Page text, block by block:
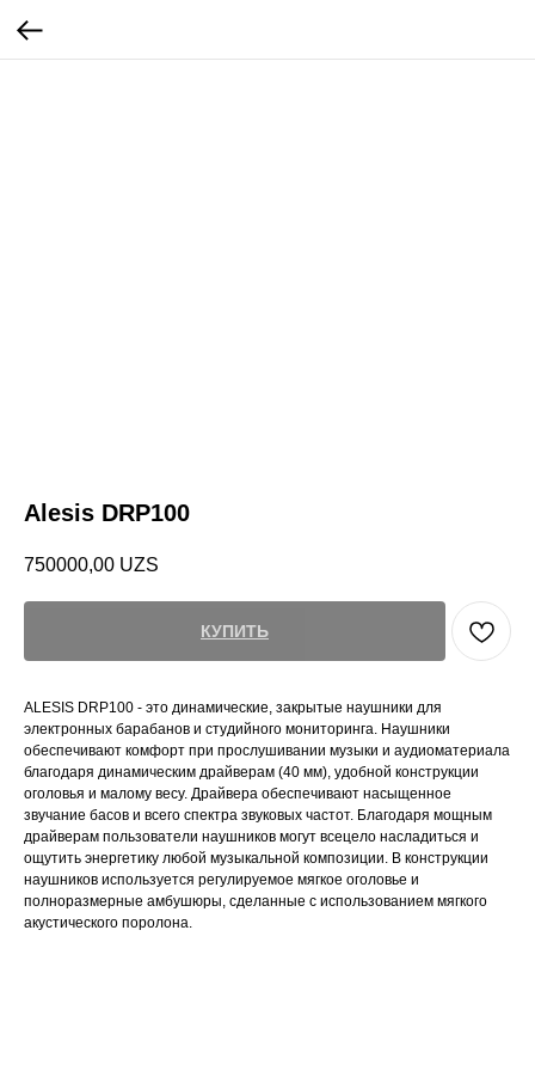
Alesis DRP100
750000,00 UZS
КУПИТЬ
ALESIS DRP100 - это динамические, закрытые наушники для
электронных барабанов и студийного мониторинга. Наушники
обеспечивают комфорт при прослушивании музыки и аудиоматериала
благодаря динамическим драйверам (40 мм), удобной конструкции
оголовья и малому весу. Драйвера обеспечивают насыщенное
звучание басов и всего спектра звуковых частот. Благодаря мощным
драйверам пользователи наушников могут всецело насладиться и
ощутить энергетику любой музыкальной композиции. В конструкции
наушников используется регулируемое мягкое оголовье и
полноразмерные амбушюры, сделанные с использованием мягкого
акустического поролона.